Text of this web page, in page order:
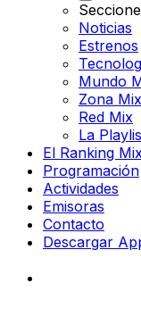
Noticias
Estrenos
Mundo
Zona Mix
Red Mix
La
El Ranking
Programación
Actividades
Emisoras
Contacto
Descargar